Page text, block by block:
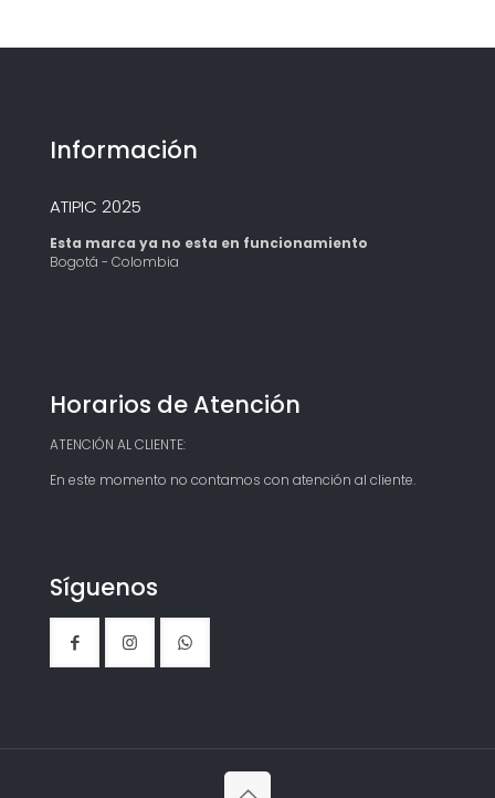
Información
ATIPIC 2025
Esta marca ya no esta en funcionamiento
Bogotá - Colombia
Horarios de Atención
ATENCIÓN AL CLIENTE:
En este momento no contamos con atención al cliente.
Síguenos